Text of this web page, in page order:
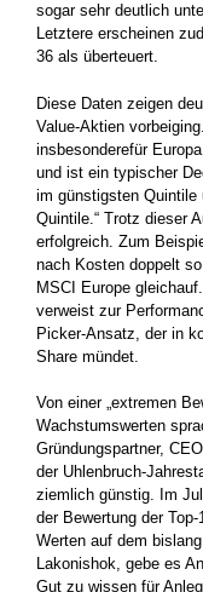
sogar sehr deutlich
Letztere erscheinen
36 als überteuert.
Diese Daten zeigen
Value-Aktien
insbesonderefür
und ist ein typischer
im günstigsten Quintile
Quintile.“ Trotz dieser
erfolgreich. Zum
nach Kosten doppelt
MSCI Europe
verweist zur
Picker-Ansatz, der in
Share mündet.
Von einer „extremen
Wachstumswerten
Gründungspartner,
der Uhlenbruch-
ziemlich günstig. Im
der Bewertung der
Werten auf dem
Lakonishok, gebe es
Gut zu wissen für